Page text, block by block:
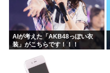
AIが考えた「AKB48っぽい衣
装」がこちらです！！！